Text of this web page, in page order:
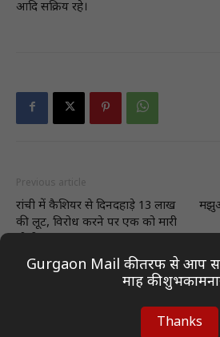
आदि सक्रिय रहे।
Previous article
रांची में कैशियर से दिनदहाड़े 13 लाख
की लूट, विरोध करने पर एक को मारी
Gurgaon Mail की तरफ से आप
माह की
Thanks